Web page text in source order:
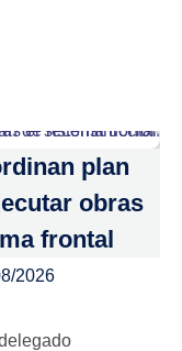
plan
obras
frontal
2026